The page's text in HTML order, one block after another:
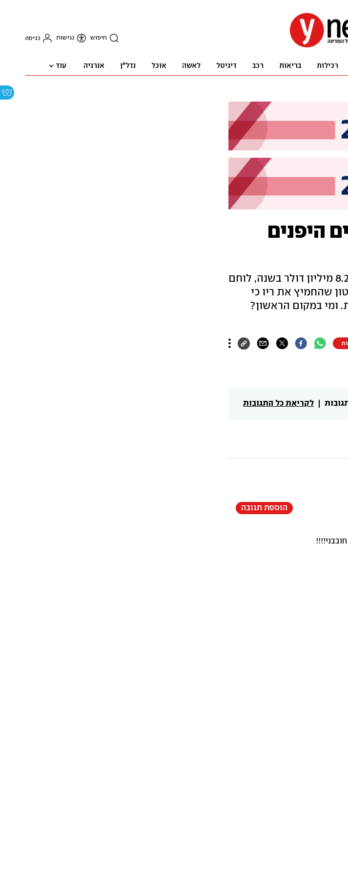
חיפוש נגישות כניסה
רכילות בריאות רכב דיגיטל לאשה אוכל נדל"ן אנרגיה עוד
10 הכוכבים היפנים
שחקן הבייסבול ש"התפשר" למען המולדת על שכר של 8.2 מיליון דולר בשנה, לוחם
שהחמיץ את ריו כי
ומי במקום הראשון?
לקריאת כל התגובות
הוספת תגובה